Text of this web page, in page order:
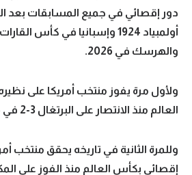
دور إقصائي في جميع المسابقات بعد
والهرسك في 2026.
ولأول مرة يفوز منتخب أمريكا على
العالم منذ الانتصار على البرتغال 3-2 في مجموعات 2002.
وللمرة الثانية في تاريخه يحقق منتخب
إقصائي بكأس العالم منذ الفوز على